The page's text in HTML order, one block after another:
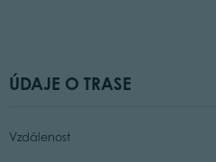
ÚDAJE O TRASE
Vzdálenost